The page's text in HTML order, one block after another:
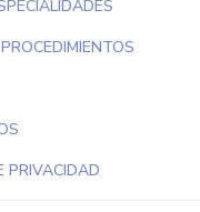
PRIVACIDAD